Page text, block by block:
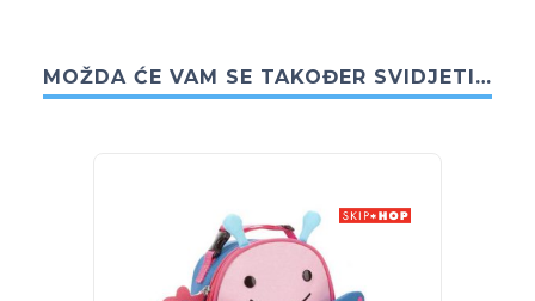
MOŽDA ĆE VAM SE TAKOĐER SVIDJETI…